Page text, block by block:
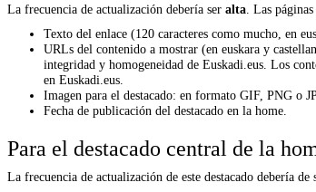
La frecuencia de actualización debería ser alta . Las
Texto del enlace (120 caracteres como mucho, en
URLs del contenido a mostrar (en euskara y
integridad y homogeneidad de Euskadi.eus. Los
en Euskadi.eus.
Imagen para el destacado: en formato GIF, PNG o
Fecha de publicación del destacado en la home.
Para el destacado central de la
La frecuencia de actualización de este destacado debería de